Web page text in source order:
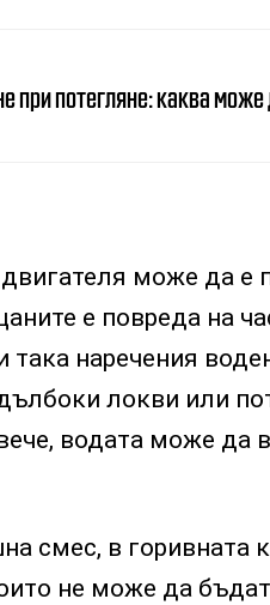
при потегляне: каква може
двигателя може да е
е повреда на
така наречения
локви или
водата може да
смес, в горивната
не може да